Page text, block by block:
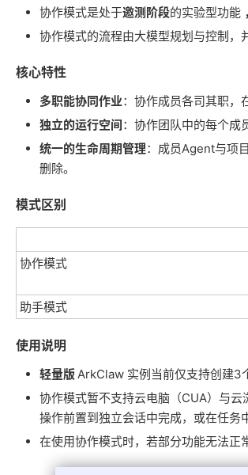
协作模式是处于邀测阶段的实验型功能 ，
协作模式的流程由大模型规划与控制，
核心特性
多职能协同作业：协作成员各司其职，
独立的运行空间：协作团队中的每个成
统一的生命周期管理：成员Agent与项
删除。
模式区别
协作模式
助手模式
使用说明
轻量版ArkClaw 实例当前仅支持创建3
协作模式暂不支持云电脑（CUA）与
操作前置到独立会话中完成，或在任务
在使用协作模式时，若部分功能无法正